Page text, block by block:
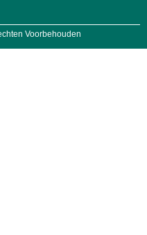
Voorbehouden